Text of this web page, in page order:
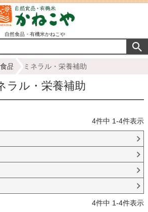
自然食品・有機米かねこや
品 ミネラル・栄養補助
ラル・栄養補助
4件中 1-4件表示
4件中 1-4件表示